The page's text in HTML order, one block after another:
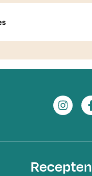
mailadres
Recepten